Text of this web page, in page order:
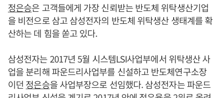
정은승은 고객들에게 가장 신뢰받는 반도체 위탁생산기업
을 비전으로 삼고 삼성전자의 반도체 위탁생산 생태계를 확
산하는 데 힘을 쏟고 있다.
삼성전자는 2017년 5월 시스템LSI사업부에서 위탁생산 사
업을 분리해 파운드리사업부를 신설하고 반도체연구소장
이던 정은승을 사업부장으로 선임했다. 삼성전자는 파운드